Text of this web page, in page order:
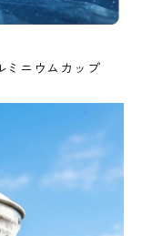
ミニウムカップ